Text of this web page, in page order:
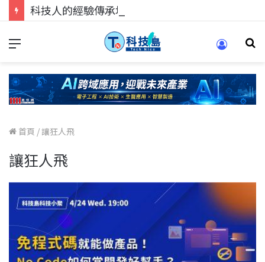
首頁 /讓狂人飛
讓狂人飛